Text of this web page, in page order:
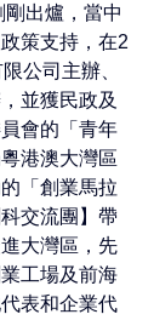
出爐，當中
策支持，在2
公司主辦、
並獲民政及
會的「青年
港澳大灣區
「創業馬拉
交流團】帶
大灣區，先
工場及前海
表和企業代